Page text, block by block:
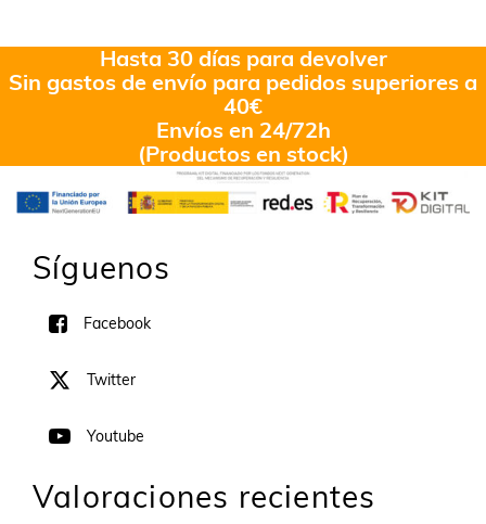
Hasta 30 días para devolver
Sin gastos de envío para pedidos superiores a
40€
Envíos en 24/72h
(Productos en stock)
Síguenos
Facebook
Twitter
Youtube
Valoraciones recientes